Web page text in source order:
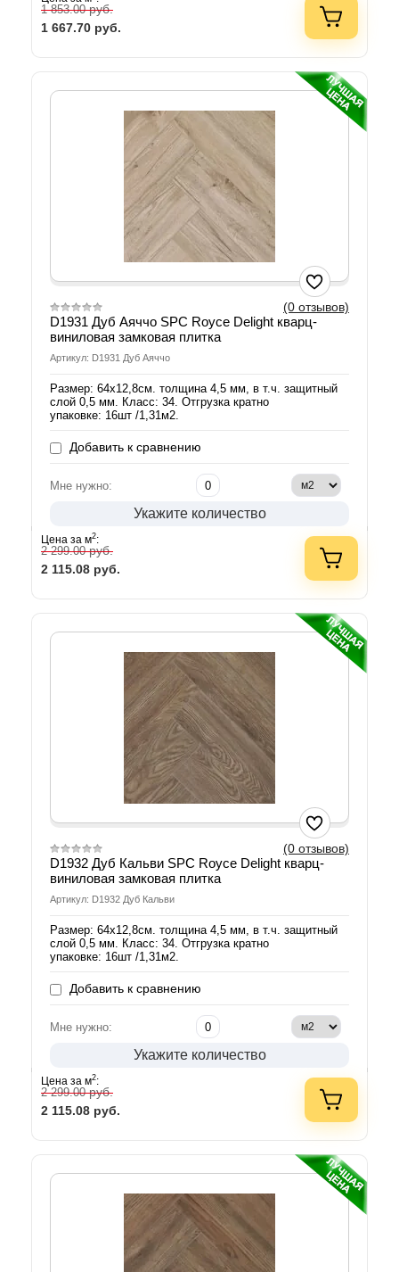
1 853.00руб.
1 667.70 руб.
(0 отзывов)
D1931 Дуб Аяччо SPС Royce Delight кварц-
виниловая замковая плитка
Артикул: D1931 Дуб Аяччо
Размер: 64х12,8см. толщина 4,5 мм, в т.ч. защитный
слой 0,5 мм. Класс: 34. Отгрузка кратно
упаковке: 16шт /1,31м2.
Добавить к сравнению
Мне нужно:
Укажите количество
Цена за м2:
2 299.00руб.
2 115.08 руб.
(0 отзывов)
D1932 Дуб Кальви SPС Royce Delight кварц-
виниловая замковая плитка
Артикул: D1932 Дуб Кальви
Размер: 64х12,8см. толщина 4,5 мм, в т.ч. защитный
слой 0,5 мм. Класс: 34. Отгрузка кратно
упаковке: 16шт /1,31м2.
Добавить к сравнению
Мне нужно:
Укажите количество
Цена за м2:
2 299.00руб.
2 115.08 руб.